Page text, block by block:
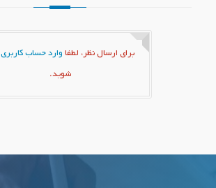
برای ارسال نظر، لطفا وارد حساب کاربری
شوید.